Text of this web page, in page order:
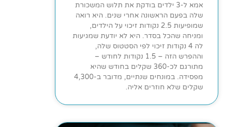
אמא ל-3 ילדים בודקת את תלוש המשכורת
שלה בפעם הראשונה אחרי שנים. היא רואה
שמופיעות 2.5 נקודות זיכוי על הילדים,
ומניחה שהכל בסדר. היא לא יודעת שמגיעות
לה 4 נקודות זיכוי לפי הסטטוס שלה,
וההפרש הזה – 1.5 נקודות לחודש –
מתורגם לכ-360 שקלים בחודש שהיא
מפסידה. במונחים שנתיים, מדובר ב-4,300
שקלים שלא חוזרים אליה.